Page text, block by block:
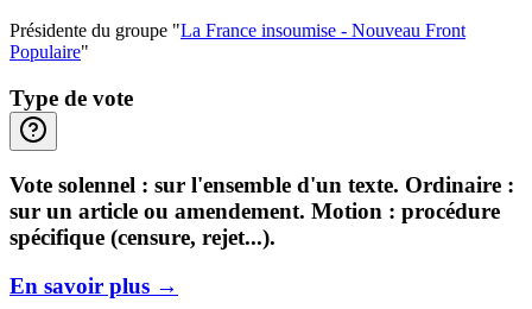
Présidente du groupe "La France insoumise - Nouveau Front
Populaire"
Type de vote
Vote solennel : sur l'ensemble d'un texte. Ordinaire :
sur un article ou amendement. Motion : procédure
spécifique (censure, rejet...).
En savoir plus →